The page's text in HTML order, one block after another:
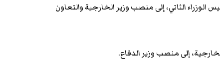
الثاني، إلى منصب وزير الخارجية والتعاون
إلى منصب وزير الدفاع.